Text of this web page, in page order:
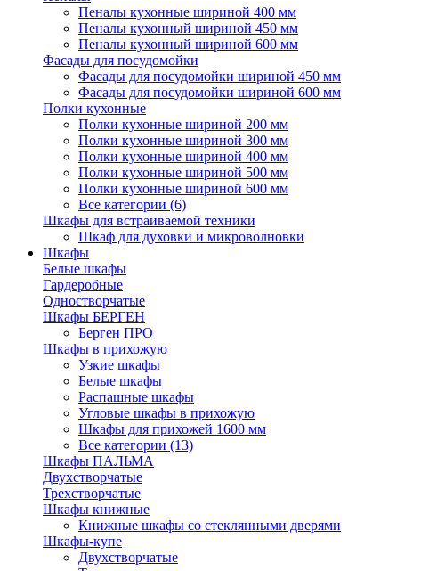
Пеналы кухонные шириной 400 мм
Пеналы кухонный шириной 450 мм
Пеналы кухонный шириной 600 мм
Фасады для посудомойки
Фасады для посудомойки шириной 450 мм
Фасады для посудомойки шириной 600 мм
Полки кухонные
Полки кухонные шириной 200 мм
Полки кухонные шириной 300 мм
Полки кухонные шириной 400 мм
Полки кухонные шириной 500 мм
Полки кухонные шириной 600 мм
Все категории (6)
Шкафы для встраиваемой техники
Шкаф для духовки и микроволновки
Шкафы
Белые шкафы
Гардеробные
Одностворчатые
Шкафы БЕРГЕН
Берген ПРО
Шкафы в прихожую
Узкие шкафы
Белые шкафы
Распашные шкафы
Угловые шкафы в прихожую
Шкафы для прихожей 1600 мм
Все категории (13)
Шкафы ПАЛЬМА
Двухстворчатые
Трехстворчатые
Шкафы книжные
Книжные шкафы со стеклянными дверями
Шкафы-купе
Двухстворчатые